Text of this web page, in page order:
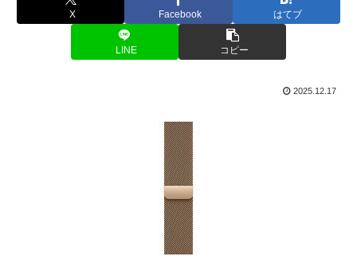
X Facebook はてブ
LINE コピー
2025.12.17